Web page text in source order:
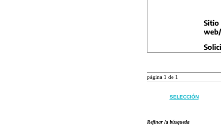
Sitio
página 1 de 1
SELECCIÓN
Refinar la búsqueda